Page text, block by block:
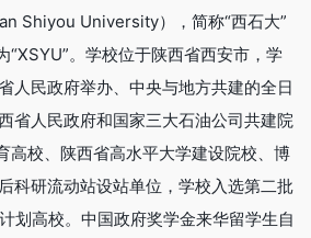
Shiyou University），简称“西石大”
“XSYU”。学校位于陕西省西安市，学
人民政府举办、中央与地方共建的全日
省人民政府和国家三大石油公司共建院
高校、陕西省高水平大学建设院校、博
科研流动站设站单位，学校入选第二批
划高校。中国政府奖学金来华留学生自